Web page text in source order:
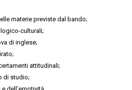
materie previste dal bando;
culturali;
di inglese;
attitudinali;
di studio;